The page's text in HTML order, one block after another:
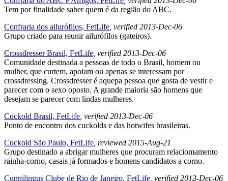
Tem por finalidade saber quem é da região do ABC.
Confraria dos ailurófilos, FetLife , verified 2013-Dec-06
Grupo criado para reunir ailurófilos (gateiros).
Crossdresser Brasil, FetLife , verified 2013-Dec-06
Comunidade destinada a pessoas de todo o Brasil, homem ou
mulher, que curtem, apoiam ou apenas se interessam por
crossdressing. Crossdresser é aquepa pessoa que gosta de vestir e
parecer com o sexo oposto. A grande maioria são homens que
desejam se parecer com lindas mulheres.
Cuckold Brasil, FetLife , verified 2013-Dec-06
Ponto de encontro dos cuckolds e das hotwifes brasileiras.
Cuckold São Paulo, FetLife , reviewed 2015-Aug-21
Grupo destinado a abrigar mulheres que procuram relaciomamento
rainha-corno, casais já formados e homens candidatos a corno.
Cunnilingus Clube de Rio de Janeiro, FetLife , verified 2013-Dec-06